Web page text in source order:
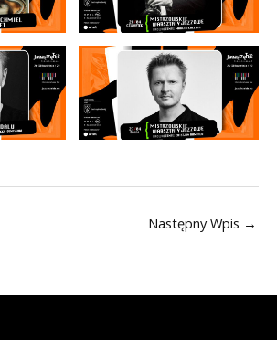
Następny Wpis →